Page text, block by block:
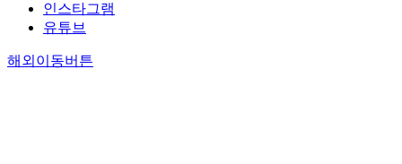
인스타그램
유튜브
해외이동버튼